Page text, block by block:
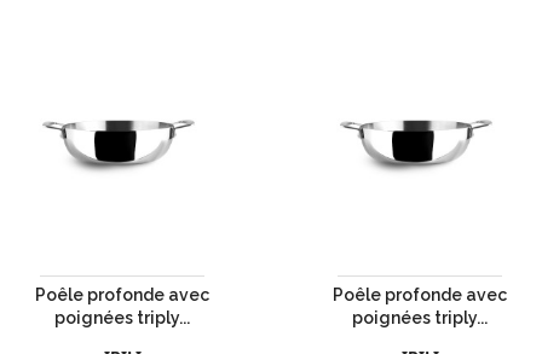
Poêle profonde avec
poignées triply...
Poêle profonde avec
poignées triply...